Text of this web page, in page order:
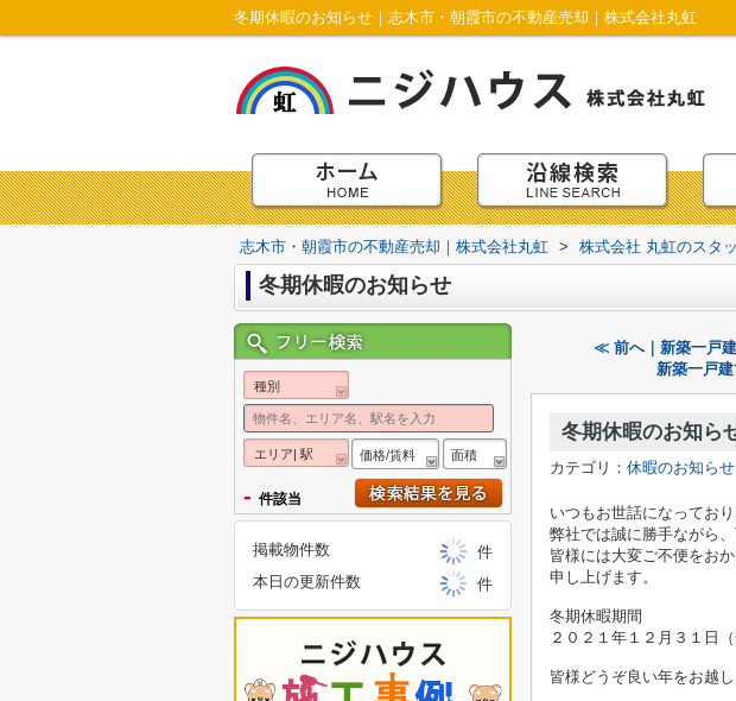
冬期休暇のお知らせ｜志木市・朝霞市の不動産売却｜株式会社丸虹
志木市・朝霞市の不動産売却｜株式会社丸虹 > 株式会社 丸虹のスタ
冬期休暇のお知らせ
≪ 前へ｜新築一戸
新築一戸
冬期休暇のお知ら
カテゴリ： 休暇のお知らせ
いつもお世話になっており
弊社では誠に勝手ながら
皆様には大変ご不便をお
申し上げます。
冬期休暇期間
２０２１年１２月３１日
皆様どうぞ良い年をお越し
種別
エリア| 駅 価格/賃料 面積
- 件該当
掲載物件数
件
本日の更新件数
件